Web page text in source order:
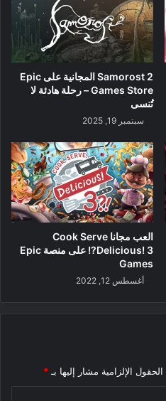
Samorost 2 المجانية على Epic
Games Store – رحلة هادئة لا
تُنسى
سبتمبر 19, 2025
العب مجانا Cook Serve
Delicious! 3?! على منصة Epic
Games
أغسطس 12, 2022
الحقول الإلزامية مشار إليها بـ *